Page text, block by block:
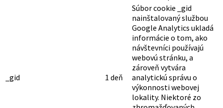
_gid 1 deň
Súbor cookie _gid
nainštalovaný službou
Google Analytics ukladá
informácie o tom, ako
návštevníci používajú
webovú stránku, a
zároveň vytvára
analytickú správu o
výkonnosti webovej
lokality. Niektoré zo